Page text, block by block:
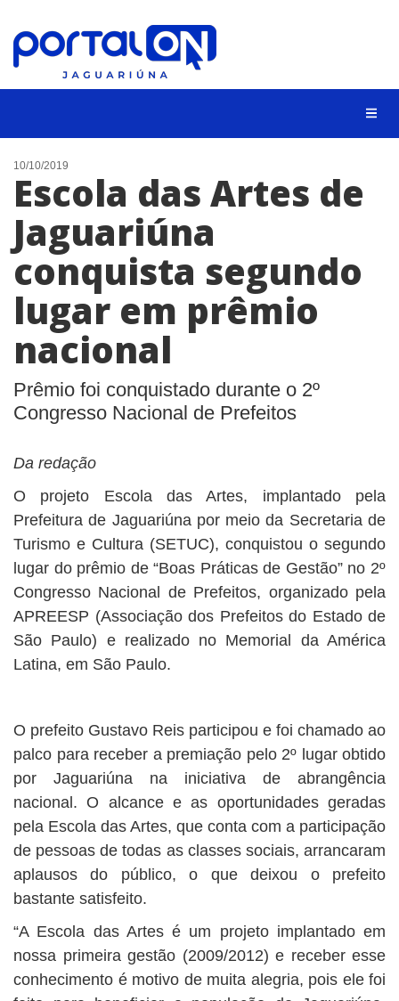
NOTÍCIAS
LISTA DIGITAL
CONTATO
ANUNCIE
10/10/2019
Escola das Artes de
Jaguariúna
conquista segundo
lugar em prêmio
nacional
Prêmio foi conquistado durante o 2º
Congresso Nacional de Prefeitos
Da redação
O projeto Escola das Artes, implantado pela
Prefeitura de Jaguariúna por meio da Secretaria de
Turismo e Cultura (SETUC), conquistou o segundo
lugar do prêmio de “Boas Práticas de Gestão” no 2º
Congresso Nacional de Prefeitos, organizado pela
APREESP (Associação dos Prefeitos do Estado de
São Paulo) e realizado no Memorial da América
Latina, em São Paulo.
O prefeito Gustavo Reis participou e foi chamado ao
palco para receber a premiação pelo 2º lugar obtido
por Jaguariúna na iniciativa de abrangência
nacional. O alcance e as oportunidades geradas
pela Escola das Artes, que conta com a participação
de pessoas de todas as classes sociais, arrancaram
aplausos do público, o que deixou o prefeito
bastante satisfeito.
“A Escola das Artes é um projeto implantado em
nossa primeira gestão (2009/2012) e receber esse
conhecimento é motivo de muita alegria, pois ele foi